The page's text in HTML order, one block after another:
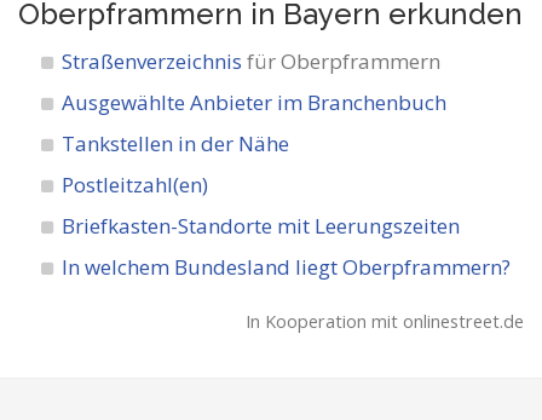
Oberpframmern in Bayern erkunden
Straßenverzeichnis für Oberpframmern
Ausgewählte Anbieter im Branchenbuch
Tankstellen in der Nähe
Postleitzahl(en)
Briefkasten-Standorte mit Leerungszeiten
In welchem Bundesland liegt Oberpframmern?
In Kooperation mit onlinestreet.de